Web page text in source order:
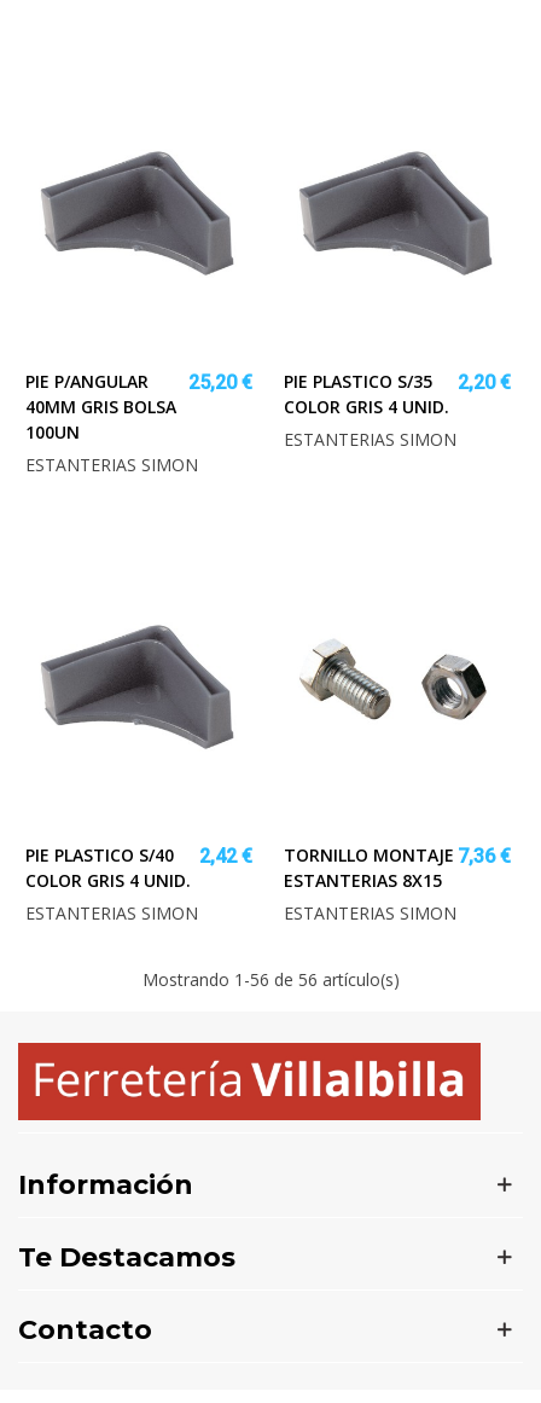
PIE P/ANGULAR
40MM GRIS BOLSA
100UN
25,20 €
ESTANTERIAS SIMON
PIE PLASTICO S/35
COLOR GRIS 4 UNID.
2,20 €
ESTANTERIAS SIMON
PIE PLASTICO S/40
COLOR GRIS 4 UNID.
2,42 €
ESTANTERIAS SIMON
TORNILLO MONTAJE
ESTANTERIAS 8X15
7,36 €
ESTANTERIAS SIMON
Mostrando 1 -56 de 56 artículo(s)
Información
Te Destacamos
Contacto